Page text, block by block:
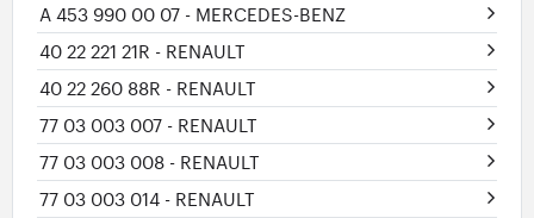
A 453 990 00 07 - MERCEDES-BENZ
40 22 221 21R - RENAULT
40 22 260 88R - RENAULT
77 03 003 007 - RENAULT
77 03 003 008 - RENAULT
77 03 003 014 - RENAULT